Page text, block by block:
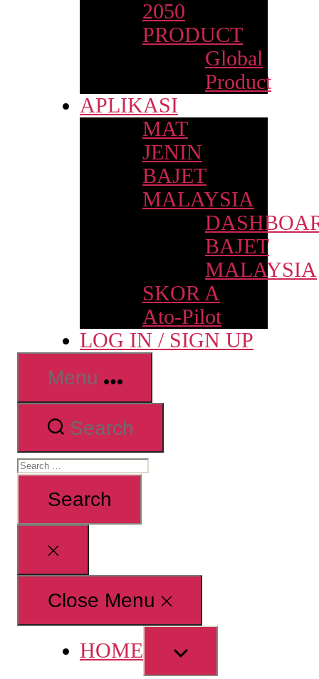
2050
PRODUCT
Global
Product
APLIKASI
MAT
JENIN
BAJET
MALAYSIA
BAJET
MALAYSIA
SKOR A
Ato-Pilot
LOG IN / SIGN UP
Menu
Search
Search
Close
search
Close Menu
HOME
Show
sub